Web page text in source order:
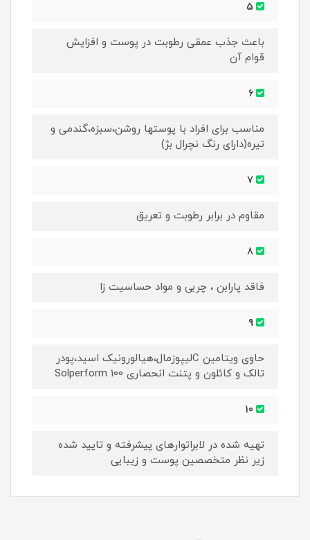
باعث جذب عمقی رطوبت در پوست و افزایش
قوام آن
مناسب برای افراد با پوستها روشن،سبزه،گندمی و
تیره(دارای رنگ نچرال بژ)
مقاوم در برابر رطوبت و تعریق
فاقد پارابن ، چربی و مواد حساسیت زا
حاوی ویتامین Cلیپوزمال،هیالورونیک اسید،پودر
تالک و کائلون و پتنت انحصاری Solperform 100
تهیه شده در لابراتوارهای پیشرفته و تایید شده
زیر نظر متخصصین پوست و زیبایی